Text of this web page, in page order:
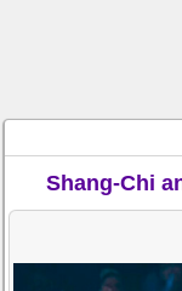
Shang-Chi